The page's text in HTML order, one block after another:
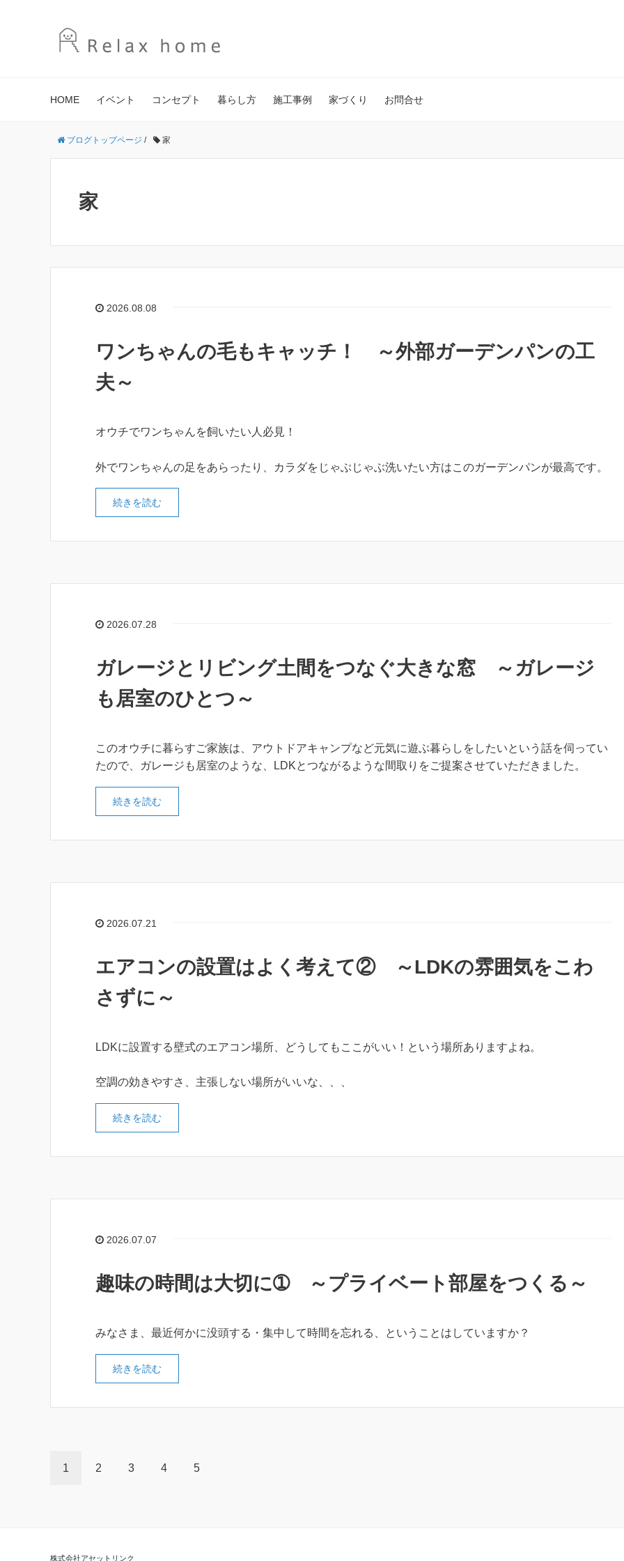
HOME イベント コンセプト 暮らし方 施工事例 家づくり お問合せ
ブログトップページ / 家
家
2026.08.08
ワンちゃんの毛もキャッチ！ ～外部ガーデンパンの工
夫～
オウチでワンちゃんを飼いたい人必見！
外でワンちゃんの足をあらったり、カラダをじゃぶじゃぶ洗いたい方はこのガーデンパンが最高です。
続きを読む
2026.07.28
ガレージとリビング土間をつなぐ大きな窓 ～ガレージ
も居室のひとつ～
このオウチに暮らすご家族は、アウトドアキャンプなど元気に遊ぶ暮らしをしたいという話を伺ってい
たので、ガレージも居室のような、LDKとつながるような間取りをご提案させていただきました。
続きを読む
2026.07.21
エアコンの設置はよく考えて② ～LDKの雰囲気をこわ
さずに～
LDKに設置する壁式のエアコン場所、どうしてもここがいい！という場所ありますよね。
空調の効きやすさ、主張しない場所がいいな、、、
続きを読む
2026.07.07
趣味の時間は大切に➀ ～プライベート部屋をつくる～
みなさま、最近何かに没頭する・集中して時間を忘れる、ということはしていますか？
続きを読む
1 2 3 4 5
株式会社アセットリンク